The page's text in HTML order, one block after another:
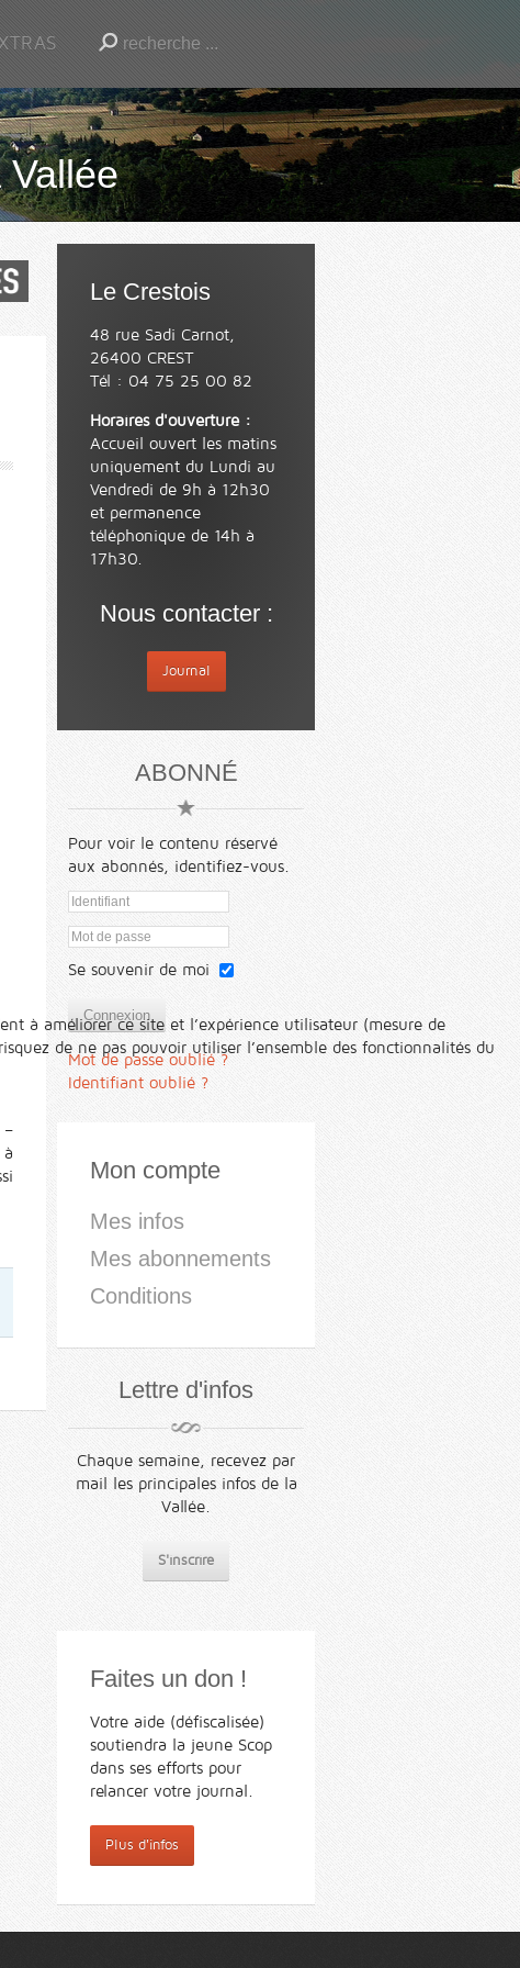
–
à
Le Crestois
48 rue Sadi Carnot,
26400 CREST
Tél : 04 75 25 00 82
Horaires d'ouverture :
Accueil ouvert les matins
uniquement du Lundi au
Vendredi de 9h à 12h30
et permanence
téléphonique de 14h à
17h30.
Nous contacter :
Journal
ABONNÉ
Pour voir le contenu réservé
aux abonnés, identifiez-vous.
Se souvenir de moi
Connexion
Mot de passe oublié ?
Identifiant oublié ?
Mon compte
Mes infos
Mes abonnements
Conditions
Lettre d'infos
Chaque semaine, recevez par
mail les principales infos de la
Vallée.
S'inscrire
Faites un don !
Votre aide (défiscalisée)
soutiendra la jeune Scop
dans ses efforts pour
relancer votre journal.
Plus d'infos
à améliorer ce site et l’expérience utilisateur (mesure de
de ne pas pouvoir utiliser l’ensemble des fonctionnalités du